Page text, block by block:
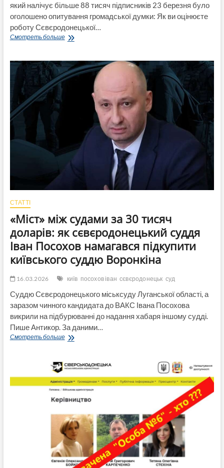
який налічує більше 88 тисяч підписників 23 березня було
оголошено опитування громадської думки: Як ви оцінюєте
роботу Сєвєродонецької…
Смотреть большеБільшість
ГО
«ВПО
України»
задоволені
Сєвєредонецької
підтримки
переселенців
СТАТТІ
«Міст» між судами за 30 тисяч
доларів: як сєвєродонецький суддя
Іван Посохов намагався підкупити
київського суддю Воронкіна
16.03.2026 київ посохов іван сєвєродонецьк суд
Суддю Сєвєродонецького міськсуду Луганської області, а
заразом чинного кандидата до ВАКС Івана Посохова
викрили на підбурюванні до надання хабаря іншому судді.
Пише Антикор. За даними…
Смотреть больше«Міст»
за
тисяч
доларів:
як
суддя
Іван
Посохов
намагався
підкупити
київського